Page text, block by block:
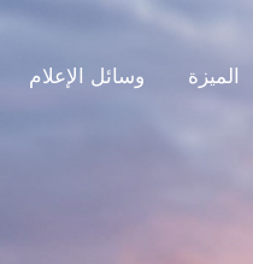
الميزة وسائل الإعلام